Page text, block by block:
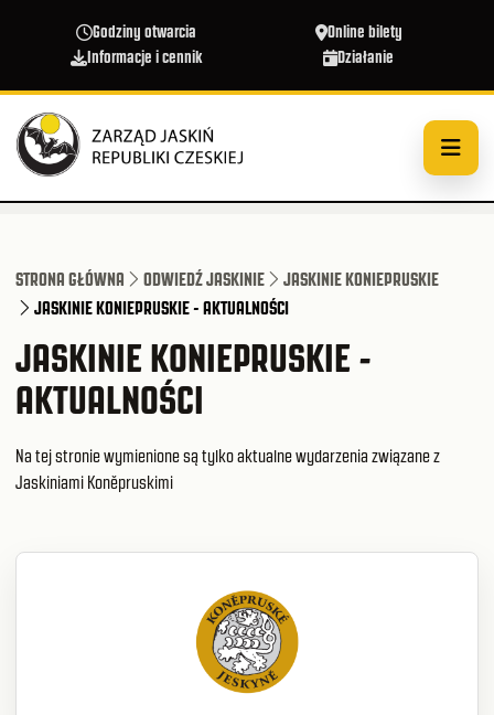
Godziny otwarcia
Online bilety
Informacje i cennik
Działanie
STRONA GŁÓWNA ODWIEDŹ JASKINIE
JASKINIE KONIEPRUSKIE
JASKINIE KONIEPRUSKIE - AKTUALNOŚCI
JASKINIE KONIEPRUSKIE -
AKTUALNOŚCI
Na tej stronie wymienione są tylko aktualne wydarzenia związane z
Jaskiniami Koněpruskimi